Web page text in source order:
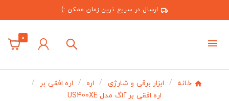
ارسال در سریع ترین زمان ممکن :)
0
خانه ابزار برقی و شارژی اره
اره افقی بر
اره افقی بر آاگ مدل US400XE